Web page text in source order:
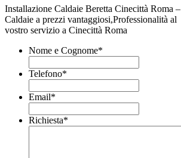
Installazione Caldaie Beretta Cinecittà Roma –
Caldaie a prezzi vantaggiosi,Professionalità al
vostro servizio a Cinecittà Roma
Nome e Cognome*
Telefono*
Email*
Richiesta*